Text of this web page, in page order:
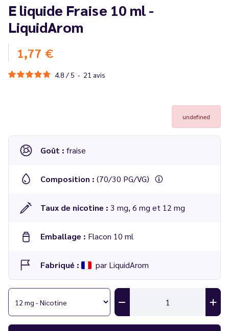
E liquide Fraise 10 ml -
LiquidArom
1,77 €
4.8 / 5 - 21 avis
undefined
Goût : fraise
Composition : (70/30 PG/VG)
Taux de nicotine : 3 mg, 6 mg et 12 mg
Emballage : Flacon 10 ml
Fabriqué : par LiquidArom